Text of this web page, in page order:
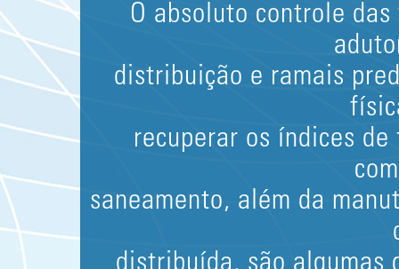
O absoluto controle
distribuição e ramais
recuperar os índices
saneamento, além da